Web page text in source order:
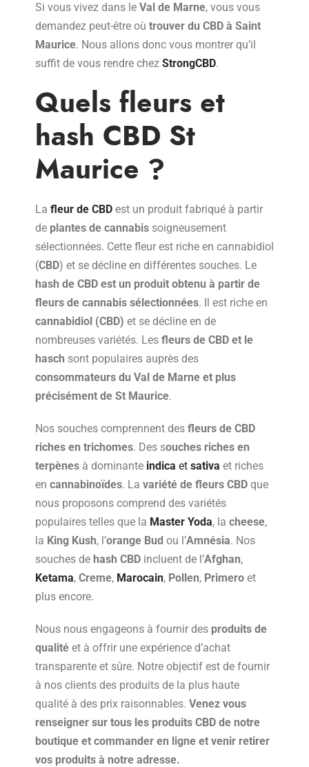
Si vous vivez dans le Val de Marne, vous vous
demandez peut-être où trouver du CBD à Saint
Maurice. Nous allons donc vous montrer qu’il
suffit de vous rendre chez StrongCBD.
Quels fleurs et
hash CBD St
Maurice ?
La fleur de CBD est un produit fabriqué à partir
de plantes de cannabis soigneusement
sélectionnées. Cette fleur est riche en cannabidiol
(CBD) et se décline en différentes souches. Le
hash de CBD est un produit obtenu à partir de
fleurs de cannabis sélectionnées. Il est riche en
cannabidiol (CBD) et se décline en de
nombreuses variétés. Les fleurs de CBD et le
hasch sont populaires auprès des
consommateurs du Val de Marne et plus
précisément de St Maurice.
Nos souches comprennent des fleurs de CBD
riches en trichomes. Des souches riches en
terpènes à dominante indica et sativa et riches
en cannabinoïdes. La variété de fleurs CBD que
nous proposons comprend des variétés
populaires telles que la Master Yoda, la cheese,
la King Kush, l’orange Bud ou l’Amnésia. Nos
souches de hash CBD incluent de l’Afghan,
Ketama, Creme, Marocain, Pollen, Primero et
plus encore.
Nous nous engageons à fournir des produits de
qualité et à offrir une expérience d’achat
transparente et sûre. Notre objectif est de fournir
à nos clients des produits de la plus haute
qualité à des prix raisonnables. Venez vous
renseigner sur tous les produits CBD de notre
boutique et commander en ligne et venir retirer
vos produits à notre adresse.